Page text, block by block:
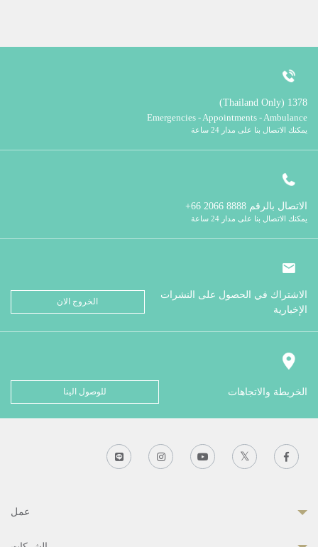
1378 (Thailand Only)
Emergencies - Appointments - Ambulance
يمكنك الاتصال بنا على مدار 24 ساعة
الاتصال بالرقم
يمكنك الاتصال بنا على مدار 24 ساعة
الاشتراك في الحصول على النشرات
الإخبارية
الخروج الان
الخريطة والاتجاهات للوصول الينا
عمل